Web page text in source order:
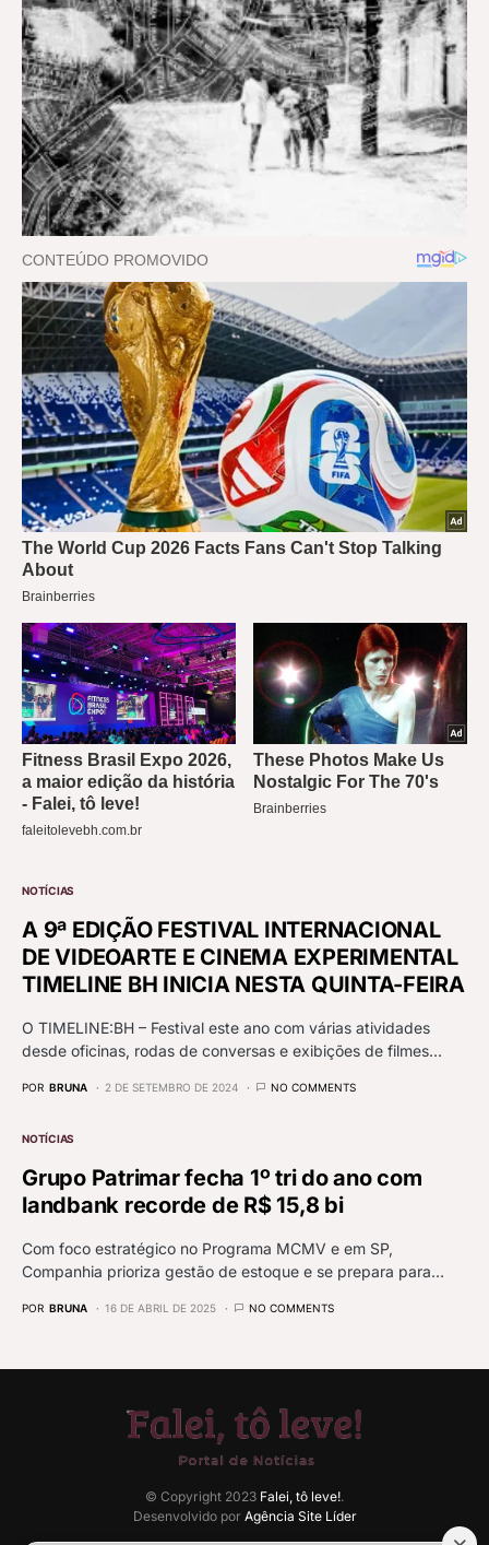
NOTÍCIAS
A 9ª EDIÇÃO FESTIVAL INTERNACIONAL
DE VIDEOARTE E CINEMA EXPERIMENTAL
TIMELINE BH INICIA NESTA QUINTA-FEIRA
O TIMELINE:BH – Festival este ano com várias atividades
desde oficinas, rodas de conversas e exibições de filmes…
POR BRUNA 2 DE SETEMBRO DE 2024 NO COMMENTS
NOTÍCIAS
Grupo Patrimar fecha 1º tri do ano com
landbank recorde de R$ 15,8 bi
Com foco estratégico no Programa MCMV e em SP,
Companhia prioriza gestão de estoque e se prepara para…
POR BRUNA 16 DE ABRIL DE 2025 NO COMMENTS
© Copyright 2023 Falei, tô leve!.
Desenvolvido por Agência Site Líder